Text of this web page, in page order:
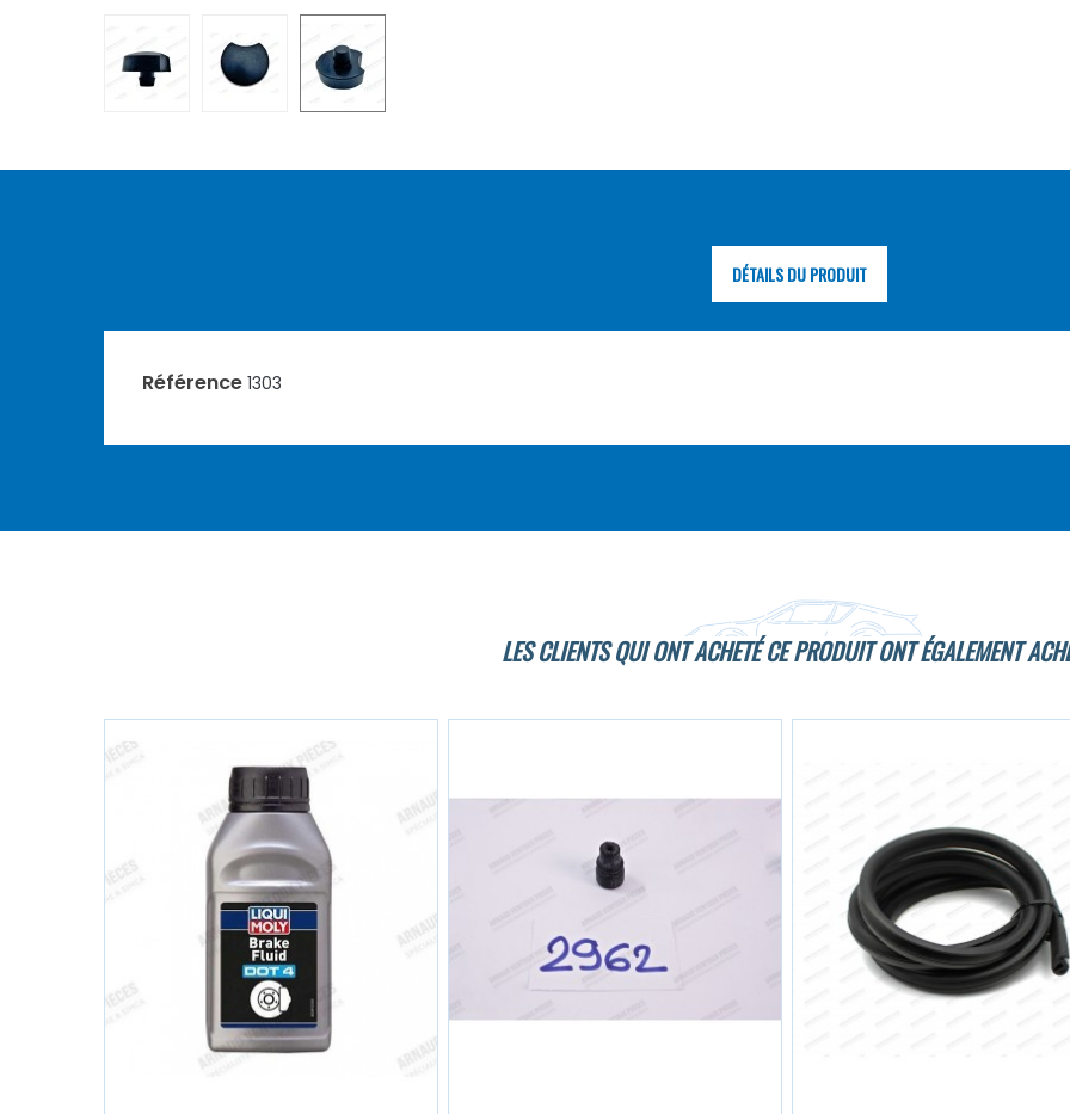
DÉTAILS DU PRODUIT
Référence 1303
LES CLIENTS QUI ONT ACHETÉ CE PRODUIT ONT ÉGALEMENT